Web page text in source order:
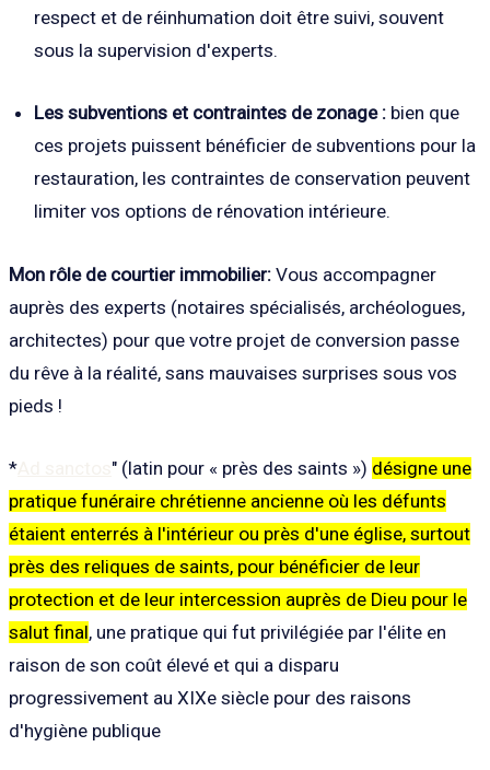
respect et de réinhumation doit être suivi, souvent
sous la supervision d'experts.
Les subventions et contraintes de zonage : bien que
ces projets puissent bénéficier de subventions pour la
restauration, les contraintes de conservation peuvent
limiter vos options de rénovation intérieure.
Mon rôle de courtier immobilier: Vous accompagner
auprès des experts (notaires spécialisés, archéologues,
architectes) pour que votre projet de conversion passe
du rêve à la réalité, sans mauvaises surprises sous vos
pieds !
* " (latin pour « près des saints ») désigne une
pratique funéraire chrétienne ancienne où les défunts
étaient enterrés à l'intérieur ou près d'une église, surtout
près des reliques de saints, pour bénéficier de leur
protection et de leur intercession auprès de Dieu pour le
salut final, une pratique qui fut privilégiée par l'élite en
raison de son coût élevé et qui a disparu
progressivement au XIXe siècle pour des raisons
d'hygiène publique